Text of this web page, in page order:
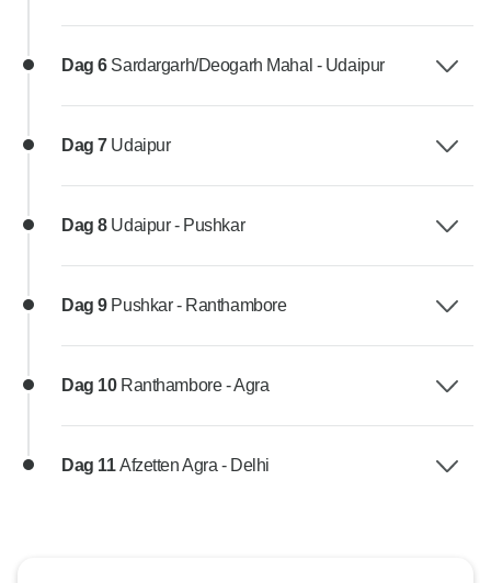
Dag 6 Sardargarh/Deogarh Mahal - Udaipur
Dag 7 Udaipur
Dag 8 Udaipur - Pushkar
Dag 9 Pushkar - Ranthambore
Dag 10 Ranthambore - Agra
Dag 11Afzetten Agra - Delhi